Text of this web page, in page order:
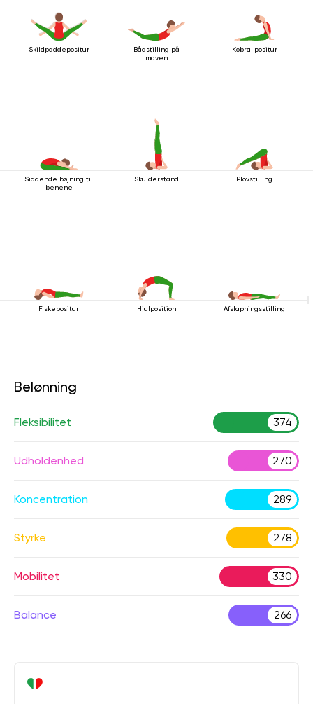
Skildpaddepositur
Bådstilling på
maven
Kobra-positur
Siddende bøjning til
benene
Skulderstand Plovstilling
Fiskepositur Hjulposition Afslapningsstilling
Belønning
Fleksibilitet 374
Udholdenhed 270
Koncentration 289
Styrke 278
Mobilitet 330
Balance 266